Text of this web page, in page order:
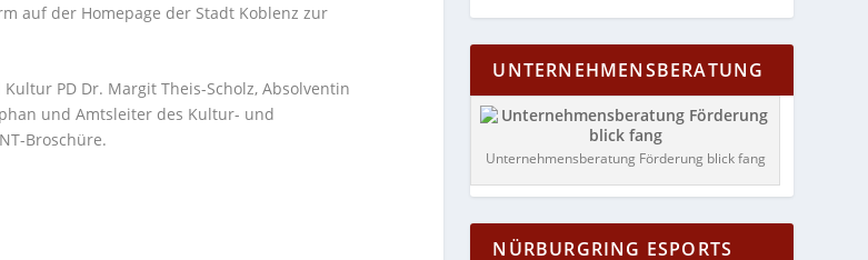
auf der Homepage der Stadt Koblenz zur
PD Dr. Margit Theis-Scholz, Absolventin
und Amtsleiter des Kultur- und
Broschüre.
UNTERNEHMENSBERATUNG
Unternehmensberatung Förderung blick fang
NÜRBURGRING ESPORTS